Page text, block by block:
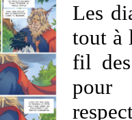
Les
tout à
fil
pour